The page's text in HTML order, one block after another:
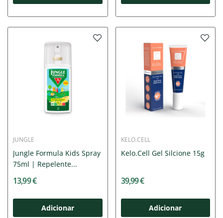
JUNGLE
Jungle Formula Kids Spray
75ml | Repelente...
13,99 €
Adicionar
KELO.CELL
Kelo.Cell Gel Silcione 15g
39,99 €
Adicionar